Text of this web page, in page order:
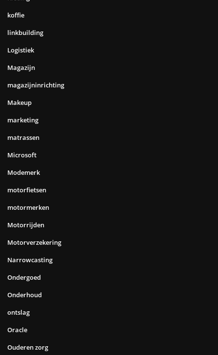
koffie
linkbuilding
Logistiek
Magazijn
magazijninrichting
Makeup
marketing
matrassen
Microsoft
Modemerk
motorfietsen
motormerken
Motorrijden
Motorverzekering
Narrowcasting
Ondergoed
Onderhoud
ontslag
Oracle
Ouderen zorg